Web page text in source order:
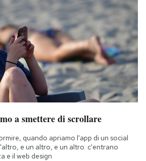
a smettere di scrollare
quando apriamo l'app di un social
e un altro, e un altro: c'entrano
e il web design